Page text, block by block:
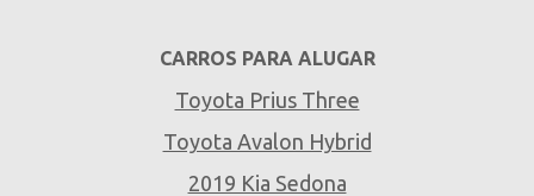
CARROS PARA ALUGAR
Toyota Prius Three
Toyota Avalon Hybrid
2019 Kia Sedona